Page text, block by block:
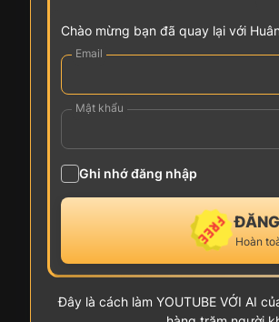
Chào mừng bạn đã quay lại với
Email
Mật khẩu
Ghi nhớ đăng nhập
Hoàn
Đây là cách làm YOUTUBE VỚI AI